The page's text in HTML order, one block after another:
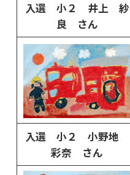
入選 小２ 井上 紗
良 さん
入選 小２ 小野地
彩奈 さん